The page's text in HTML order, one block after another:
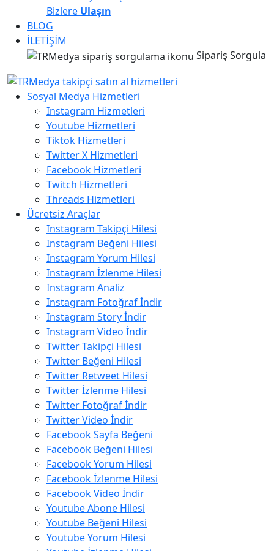
Bizlere Ulaşın
BLOG
İLETİŞİM
Sipariş Sorgula
Sosyal Medya Hizmetleri
Instagram Hizmetleri
Youtube Hizmetleri
Tiktok Hizmetleri
Twitter X Hizmetleri
Facebook Hizmetleri
Twitch Hizmetleri
Threads Hizmetleri
Ücretsiz Araçlar
Instagram Takipçi Hilesi
Instagram Beğeni Hilesi
Instagram Yorum Hilesi
Instagram İzlenme Hilesi
Instagram Analiz
Instagram Fotoğraf İndir
Instagram Story İndir
Instagram Video İndir
Twitter Takipçi Hilesi
Twitter Beğeni Hilesi
Twitter Retweet Hilesi
Twitter İzlenme Hilesi
Twitter Fotoğraf İndir
Twitter Video İndir
Facebook Sayfa Beğeni
Facebook Beğeni Hilesi
Facebook Yorum Hilesi
Facebook İzlenme Hilesi
Facebook Video İndir
Youtube Abone Hilesi
Youtube Beğeni Hilesi
Youtube Yorum Hilesi